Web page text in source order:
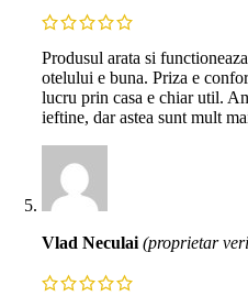
Produsul arata si
otelului e buna. Priza e
lucru prin casa e chiar util.
ieftine, dar astea sunt mult
Vlad Neculai(proprietar